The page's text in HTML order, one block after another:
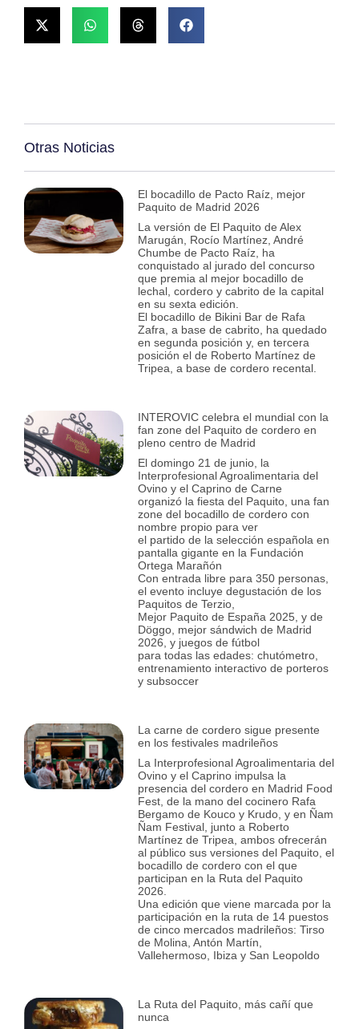
Otras Noticias
El bocadillo de Pacto Raíz, mejor
Paquito de Madrid 2026
La versión de El Paquito de Alex
Marugán, Rocío Martínez, André
Chumbe de Pacto Raíz, ha
conquistado al jurado del concurso
que premia al mejor bocadillo de
lechal, cordero y cabrito de la capital
en su sexta edición.
El bocadillo de Bikini Bar de Rafa
Zafra, a base de cabrito, ha quedado
en segunda posición y, en tercera
posición el de Roberto Martínez de
Tripea, a base de cordero recental.
INTEROVIC celebra el mundial con la
fan zone del Paquito de cordero en
pleno centro de Madrid
El domingo 21 de junio, la
Interprofesional Agroalimentaria del
Ovino y el Caprino de Carne
organizó la fiesta del Paquito, una fan
zone del bocadillo de cordero con
nombre propio para ver
el partido de la selección española en
pantalla gigante en la Fundación
Ortega Marañón
Con entrada libre para 350 personas,
el evento incluye degustación de los
Paquitos de Terzio,
Mejor Paquito de España 2025, y de
Döggo, mejor sándwich de Madrid
2026, y juegos de fútbol
para todas las edades: chutómetro,
entrenamiento interactivo de porteros
y subsoccer
La carne de cordero sigue presente
en los festivales madrileños
La Interprofesional Agroalimentaria del
Ovino y el Caprino impulsa la
presencia del cordero en Madrid Food
Fest, de la mano del cocinero Rafa
Bergamo de Kouco y Krudo, y en Ñam
Ñam Festival, junto a Roberto
Martínez de Tripea, ambos ofrecerán
al público sus versiones del Paquito, el
bocadillo de cordero con el que
participan en la Ruta del Paquito
2026.
Una edición que viene marcada por la
participación en la ruta de 14 puestos
de cinco mercados madrileños: Tirso
de Molina, Antón Martín,
Vallehermoso, Ibiza y San Leopoldo
La Ruta del Paquito, más cañí que
nunca